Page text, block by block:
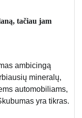
tačiau jam
ambicingą
mineralų,
automobiliams,
yra tikras.